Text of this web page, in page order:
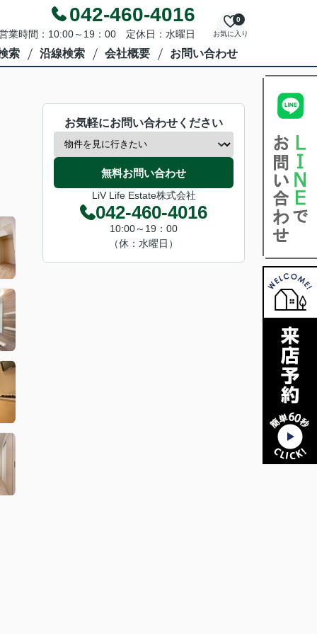
042-460-4016
業時間：10:00～19：00 定休日：水曜日 お気に入り
0
索 沿線検索 会社概要 お問い合わせ
お気軽にお問い合わせください
無料お問い合わせ
LiV Life Estate株式会社
042-460-4016
10:00～19：00
（休：水曜日）